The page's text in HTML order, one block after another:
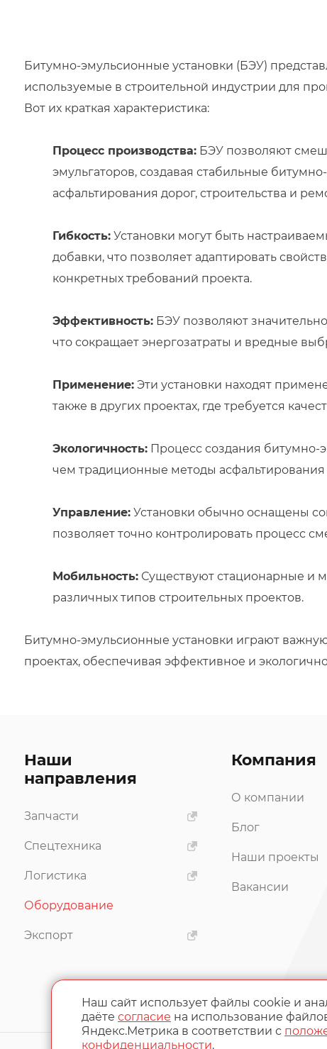
Битумно-эмульсионные установки (БЭУ)
используемые в строительной индустрии для
Вот их краткая характеристика:
Процесс производства: БЭУ позволяют
эмульгаторов, создавая стабильные
асфальтирования дорог, строительства и
Гибкость: Установки могут быть
добавки, что позволяет адаптировать
конкретных требований проекта.
Эффективность: БЭУ позволяют
что сокращает энергозатраты и вредные
Применение: Эти установки находят
также в других проектах, где требуется
Экологичность: Процесс создания
чем традиционные методы
Управление: Установки обычно оснащены
позволяет точно контролировать процесс
Мобильность: Существуют стационарные и
различных типов строительных проектов.
Битумно-эмульсионные установки играют
проектах, обеспечивая эффективное и
Наши
направления
Запчасти
Спецтехника
Логистика
Оборудование
Экспорт
Компания
О компании
Блог
Наши проекты
Вакансии
Наш сайт использует файлы cookie и
даёте согласие на использование
Яндекс.Метрика в соответствии с
конфиденциальности.